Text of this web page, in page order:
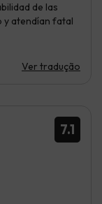
de las
y atendían fatal
Ver tradução
7.1